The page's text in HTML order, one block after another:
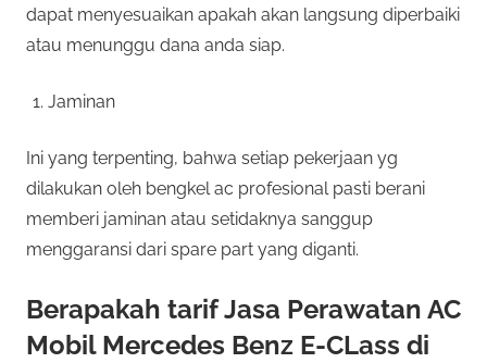
dapat menyesuaikan apakah akan langsung diperbaiki
atau menunggu dana anda siap.
Jaminan
Ini yang terpenting, bahwa setiap pekerjaan yg
dilakukan oleh bengkel ac profesional pasti berani
memberi jaminan atau setidaknya sanggup
menggaransi dari spare part yang diganti.
Berapakah tarif Jasa Perawatan AC
Mobil Mercedes Benz E-CLass di